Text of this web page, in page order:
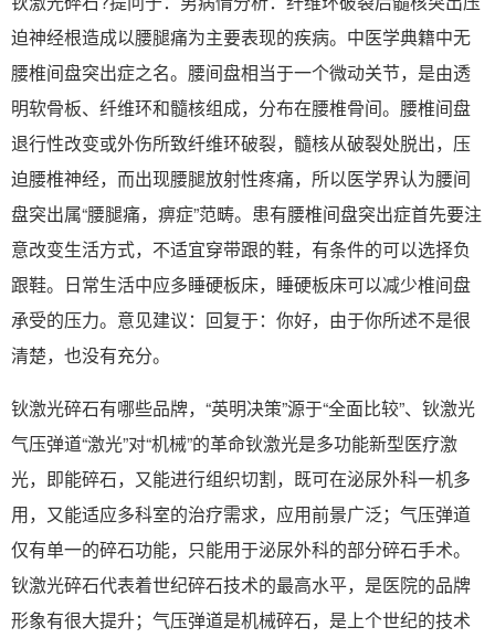
迫神经根造成以腰腿痛为主要表现的疾病。中医学典籍中无
腰椎间盘突出症之名。腰间盘相当于一个微动关节，是由透
明软骨板、纤维环和髓核组成，分布在腰椎骨间。腰椎间盘
退行性改变或外伤所致纤维环破裂，髓核从破裂处脱出，压
迫腰椎神经，而出现腰腿放射性疼痛，所以医学界认为腰间
盘突出属“腰腿痛，痹症”范畴。患有腰椎间盘突出症首先要注
意改变生活方式，不适宜穿带跟的鞋，有条件的可以选择负
跟鞋。日常生活中应多睡硬板床，睡硬板床可以减少椎间盘
承受的压力。意见建议：回复于：你好，由于你所述不是很
清楚，也没有充分。
钬激光碎石有哪些品牌，“英明决策”源于“全面比较”、钬激光
气压弹道“激光”对“机械”的革命钬激光是多功能新型医疗激
光，即能碎石，又能进行组织切割，既可在泌尿外科一机多
用，又能适应多科室的治疗需求，应用前景广泛；气压弹道
仅有单一的碎石功能，只能用于泌尿外科的部分碎石手术。
钬激光碎石代表着世纪碎石技术的最高水平，是医院的品牌
形象有很大提升；气压弹道是机械碎石，是上个世纪的技术